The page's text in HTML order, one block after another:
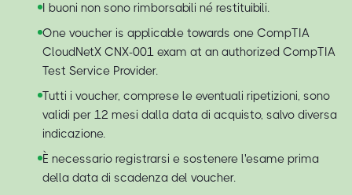
I buoni non sono rimborsabili né restituibili.
One voucher is applicable towards one CompTIA
CloudNetX CNX-001 exam at an authorized CompTIA
Test Service Provider.
Tutti i voucher, comprese le eventuali ripetizioni, sono
validi per 12 mesi dalla data di acquisto, salvo diversa
indicazione.
È necessario registrarsi e sostenere l'esame prima
della data di scadenza del voucher.